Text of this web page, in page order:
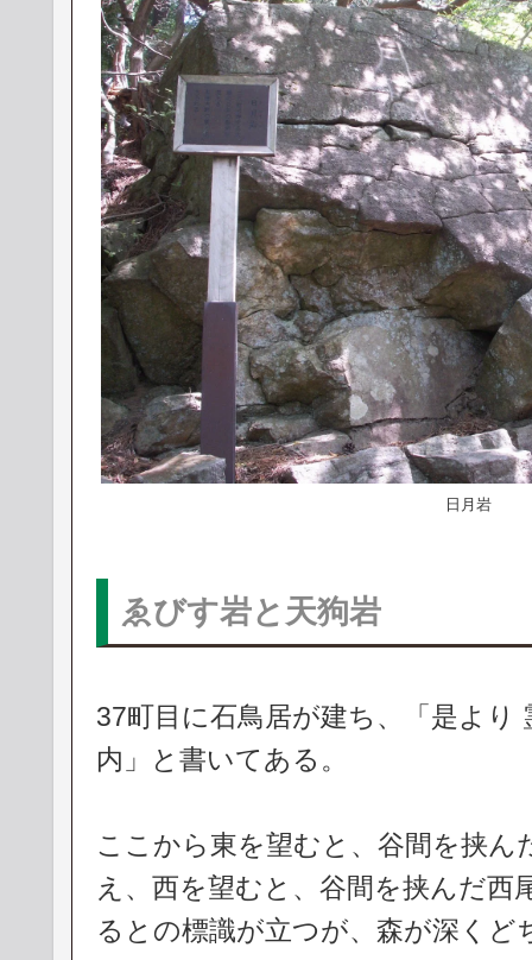
日月岩
ゑびす岩と天狗岩
37町目に石鳥居が建ち、「是より
内」と書いてある。
ここから東を望むと、谷間を挟ん
え、西を望むと、谷間を挟んだ西
るとの標識が立つが、森が深くど